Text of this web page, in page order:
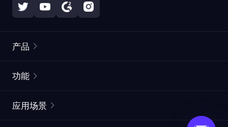
产品
静态住宅代理
功能
应用场景